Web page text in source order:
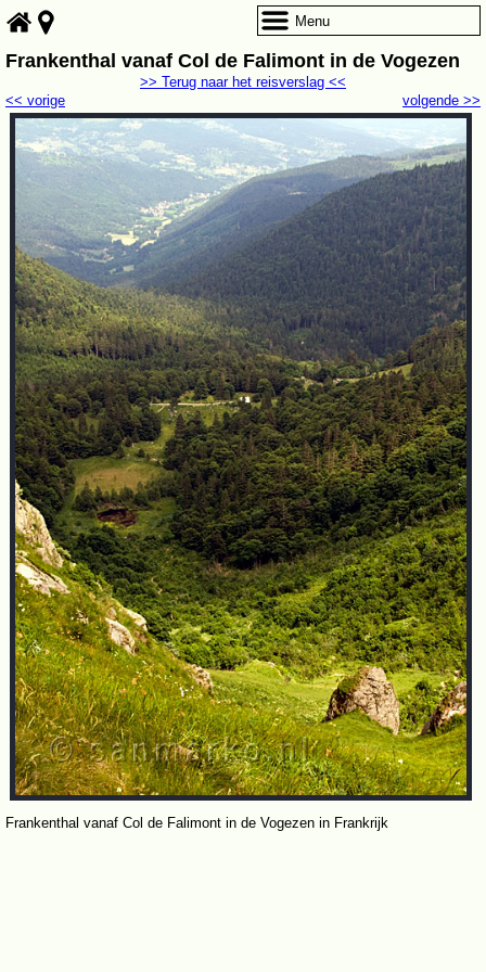
Frankenthal vanaf Col de Falimont in de Vogezen
volgende >>
<< vorige
>> Terug naar het reisverslag <<
Frankenthal vanaf Col de Falimont in de Vogezen in Frankrijk
Menu